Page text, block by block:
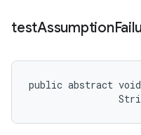
testAssumption
public abstract